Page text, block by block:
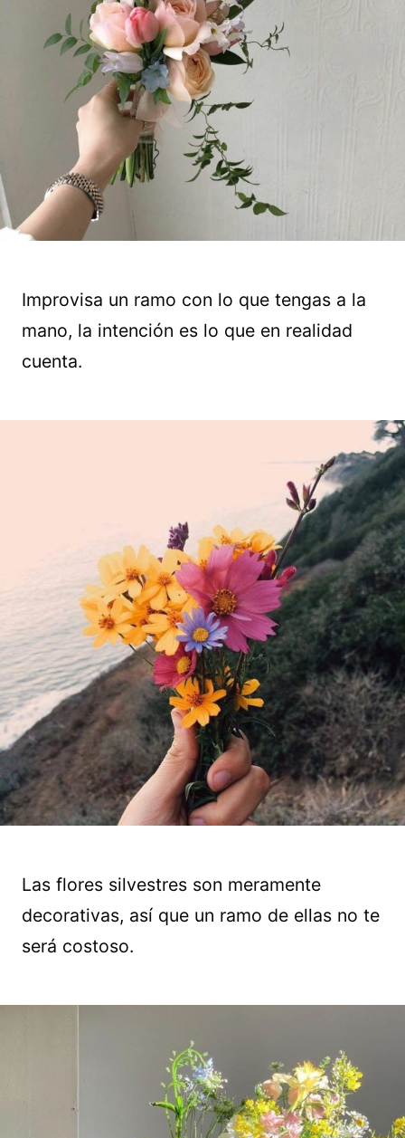
Improvisa un ramo con lo que tengas a la
mano, la intención es lo que en realidad
cuenta.
Las flores silvestres son meramente
decorativas, así que un ramo de ellas no te
será costoso.